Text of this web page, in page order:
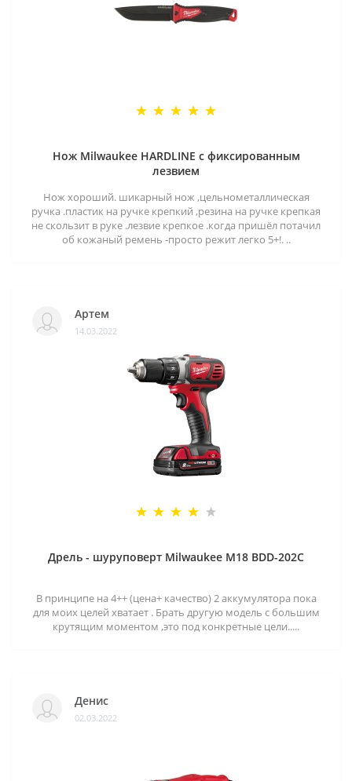
Нож Milwaukee HARDLINE с фиксированным
лезвием
Нож хороший. шикарный нож ,цельнометаллическая
ручка .пластик на ручке крепкий ,резина на ручке крепкая
не скользит в руке .лезвие крепкое .когда пришёл потачил
об кожаный ремень -просто режит легко 5+!. ..
Артем
14.03.2022
Дрель - шуруповерт Milwaukee M18 BDD-202C
В принципе на 4++ (цена+ качество) 2 аккумулятора пока
для моих целей хватает . Брать другую модель с большим
крутящим моментом ,это под конкретные цели.....
Денис
02.03.2022